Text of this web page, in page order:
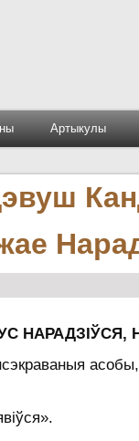
Артыкулы